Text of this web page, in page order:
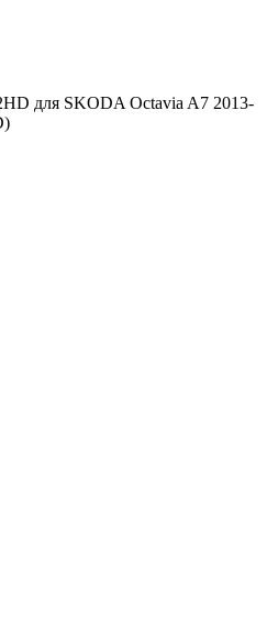
для SKODA Octavia A7 2013-